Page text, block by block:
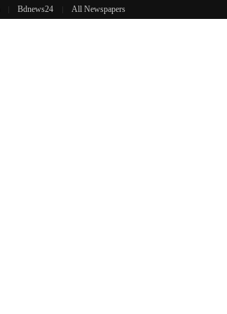
Bdnews24 All Newspapers